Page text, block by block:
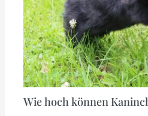
Wie hoch können